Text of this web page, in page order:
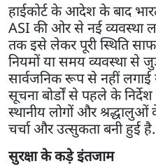
हाईकोर्ट के आदेश के बाद
ASI की ओर से नई व्यवस्था
तक इसे लेकर पूरी स्थिति
नियमों या समय व्यवस्था से
सार्वजनिक रूप से नहीं लगाई
सूचना बोर्डों से पहले के
स्थानीय लोगों और
चर्चा और उत्सुकता बनी हुई है.
सुरक्षा के कड़े इंतजाम